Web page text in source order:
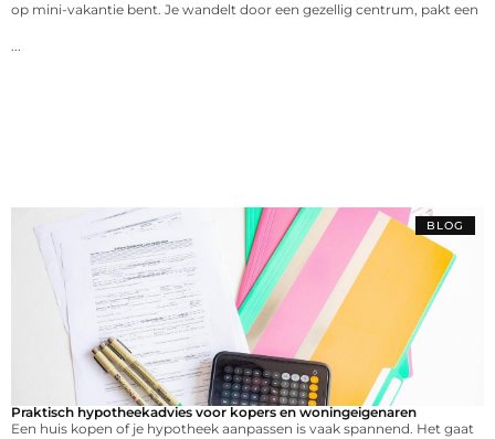
op mini-vakantie bent. Je wandelt door een gezellig centrum, pakt een
BLOG
Praktisch hypotheekadvies voor kopers en woningeigenaren
Een huis kopen of je hypotheek aanpassen is vaak spannend. Het gaat